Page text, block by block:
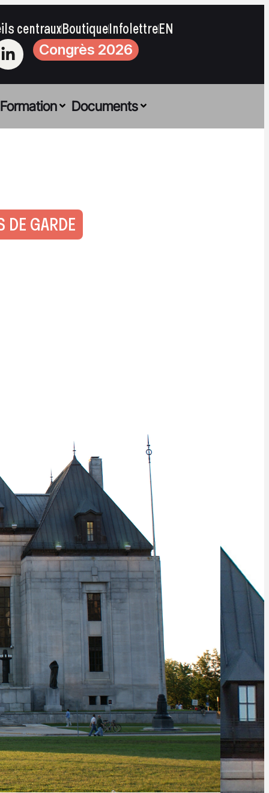
centrauxBoutiqueInfolettreEN
Congrès 2026
Formation Documents
DE GARDE